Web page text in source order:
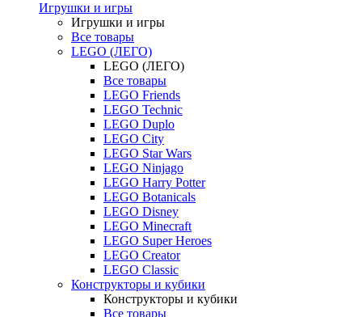
Игрушки и игры
Игрушки и игры
Все товары
LEGO (ЛЕГО)
LEGO (ЛЕГО)
Все товары
LEGO Friends
LEGO Technic
LEGO Duplo
LEGO City
LEGO Star Wars
LEGO Ninjago
LEGO Harry Potter
LEGO Botanicals
LEGO Disney
LEGO Minecraft
LEGO Super Heroes
LEGO Creator
LEGO Classic
Конструкторы и кубики
Конструкторы и кубики
Все товары